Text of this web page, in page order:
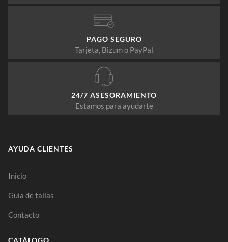
PAGO SEGURO
Tarjeta, Bizum o PayPal
24/7 ASESORAMIENTO
Estamos para ayudarte
AYUDA CLIENTES
Inicio
Guía de tallas
Contacto
CATÁLOGO